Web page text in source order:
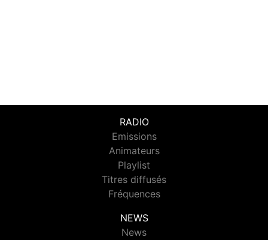
RADIO
Emissions
Animateurs
Playlist
Titres diffusés
Fréquences
NEWS
News